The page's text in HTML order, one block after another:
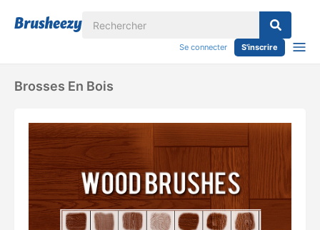
Se connecter S'inscrire
Brosses En Bois